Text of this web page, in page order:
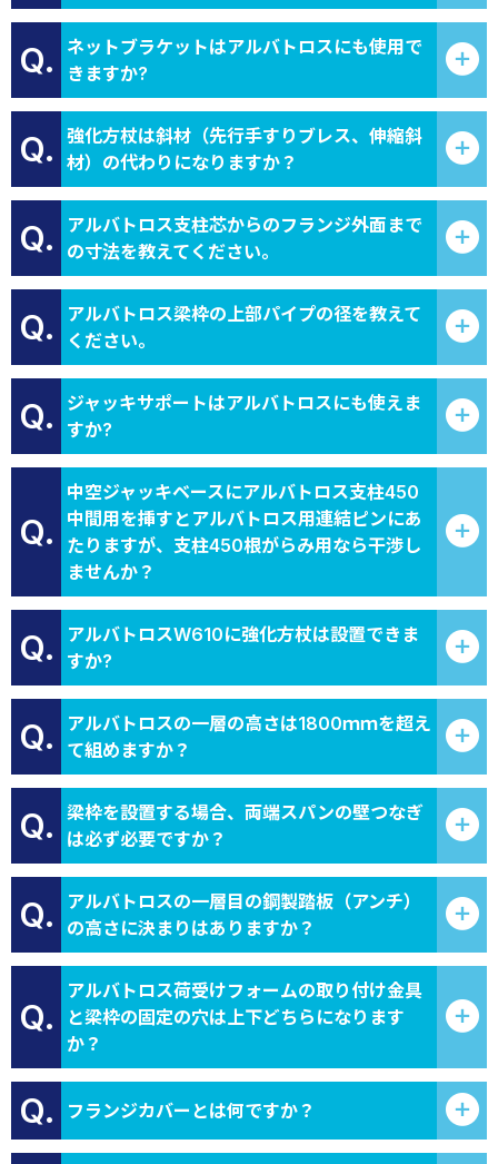
Q.
ネットブラケットはアルバトロスにも使用で
きますか?
Q.
強化方杖は斜材（先行手すりブレス、伸縮斜
材）の代わりになりますか？
Q.
アルバトロス支柱芯からのフランジ外面まで
の寸法を教えてください。
Q.
アルバトロス梁枠の上部パイプの径を教えて
ください。
Q.
ジャッキサポートはアルバトロスにも使えま
すか?
Q.
中空ジャッキベースにアルバトロス支柱450
中間用を挿すとアルバトロス用連結ピンにあ
たりますが、支柱450根がらみ用なら干渉し
ませんか？
Q.
アルバトロスW610に強化方杖は設置できま
すか?
Q.
アルバトロスの一層の高さは1800ｍｍを超え
て組めますか？
Q.
梁枠を設置する場合、両端スパンの壁つなぎ
は必ず必要ですか？
Q.
アルバトロスの一層目の鋼製踏板（アンチ）
の高さに決まりはありますか？
Q.
アルバトロス荷受けフォームの取り付け金具
と梁枠の固定の穴は上下どちらになります
か？
Q. フランジカバーとは何ですか？